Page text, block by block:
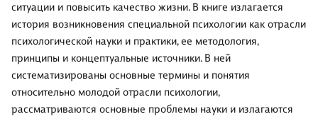
ситуации и повысить качество жизни. В книге излагается
история возникновения специальной психологии как отрасли
психологической науки и практики, ее методология,
принципы и концептуальные источники. В ней
систематизированы основные термины и понятия
относительно молодой отрасли психологии,
рассматриваются основные проблемы науки и излагаются